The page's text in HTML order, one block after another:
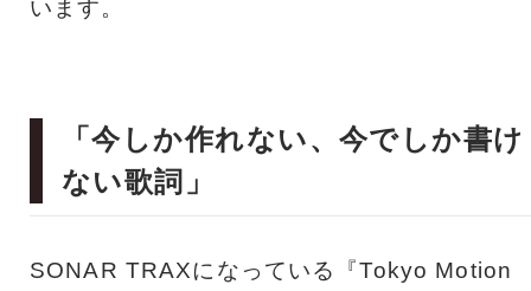
います。
「今しか作れない、今でしか書け
ない歌詞」
SONAR TRAXになっている『Tokyo Motion